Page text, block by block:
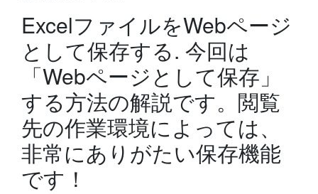
ExcelファイルをWebページ
として保存する. 今回は
「Webページとして保存」
する方法の解説です。閲覧
先の作業環境によっては、
非常にありがたい保存機能
です！